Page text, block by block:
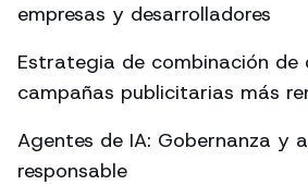
empresas y desarrolladores
Estrategia de combinación de
campañas publicitarias más
Agentes de IA: Gobernanza y
responsable